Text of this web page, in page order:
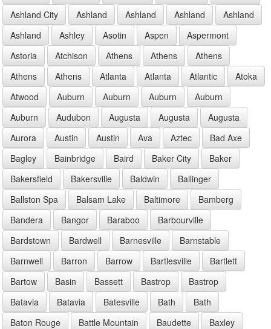
Ashland City
Ashland Ashland Ashland
Ashland
Ashland
Ashley Asotin Aspen
Aspermont
Astoria
Atchison Athens Athens
Athens
Athens
Athens Atlanta Atlanta Atlantic
Atoka
Atwood
Auburn Auburn Auburn
Auburn
Auburn
Audubon Augusta Augusta
Augusta
Aurora
Austin Austin Ava Aztec
Bad Axe
Bagley
Bainbridge Baird Baker City
Baker
Bakersfield
Bakersville Baldwin
Ballinger
Ballston Spa
Balsam Lake Baltimore
Bamberg
Bandera
Bangor Baraboo
Barbourville
Bardstown
Bardwell Barnesville
Barnstable
Barnwell
Barron Barrow Bartlesville
Bartlett
Bartow
Basin Bassett Bastrop
Bastrop
Batavia
Batavia Batesville Bath
Bath
Baton Rouge
Battle Mountain Baudette
Baxley